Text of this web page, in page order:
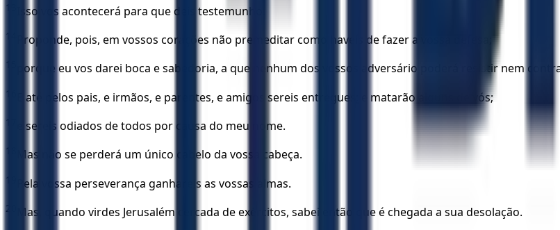
13 Isso vos acontecerá para que deis testemunho.
14 Proponde, pois, em vossos corações não premeditar como haveis de fazer a vossa defesa;
15 porque eu vos darei boca e sabedoria, a que nenhum dos vossos adversário poderá resistir nem
16 E até pelos pais, e irmãos, e parentes, e amigos sereis entregues; e matarão alguns de vós;
17 e sereis odiados de todos por causa do meu nome.
18 Mas não se perderá um único cabelo da vossa cabeça.
19 Pela vossa perseverança ganhareis as vossas almas.
20 Mas, quando virdes Jerusalém cercada de exércitos, sabei então que é chegada a sua desolação.